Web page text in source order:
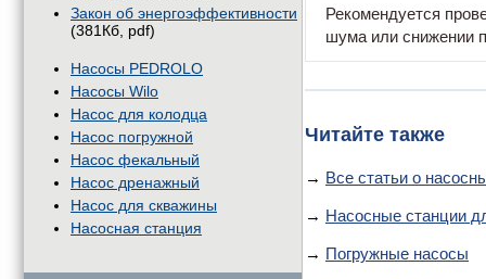
Закон об энергоэффективности
(381Кб, pdf)
Насосы PEDROLO
Насосы Wilo
Насос для колодца
Насос погружной
Насос фекальный
Насос дренажный
Насос для скважины
Насосная станция
Рекомендуется
шума или снижении
Читайте также
→ Все статьи о
→ Насосные станции
→ Погружные насосы